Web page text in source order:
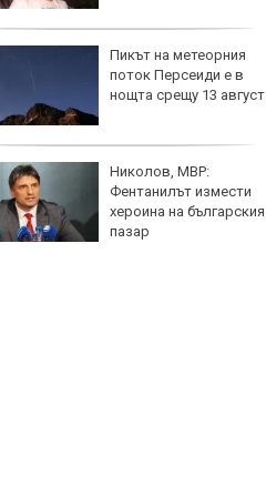
Пикът на метеорния
поток Персеиди е в
нощта срещу 13 август
Николов, МВР:
Фентанилът измести
хероина на българския
пазар